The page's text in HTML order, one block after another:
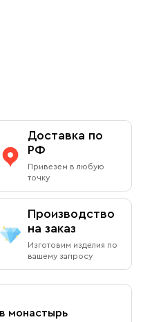
Доставка по
РФ
Привезем в любую
точку
Производство
на заказ
Изготовим изделия по
вашему запросу
монастырь